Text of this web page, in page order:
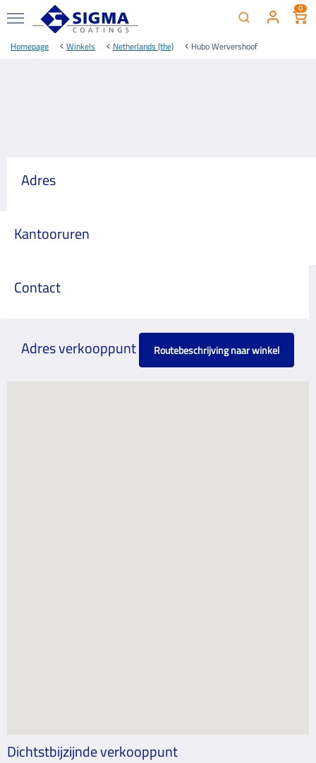
0
Homepage Winkels Netherlands (the) Hubo Wervershoof
Adres
Kantooruren
Contact
Adres verkooppunt Routebeschrijving naar winkel
Dichtstbijzijnde verkooppunt